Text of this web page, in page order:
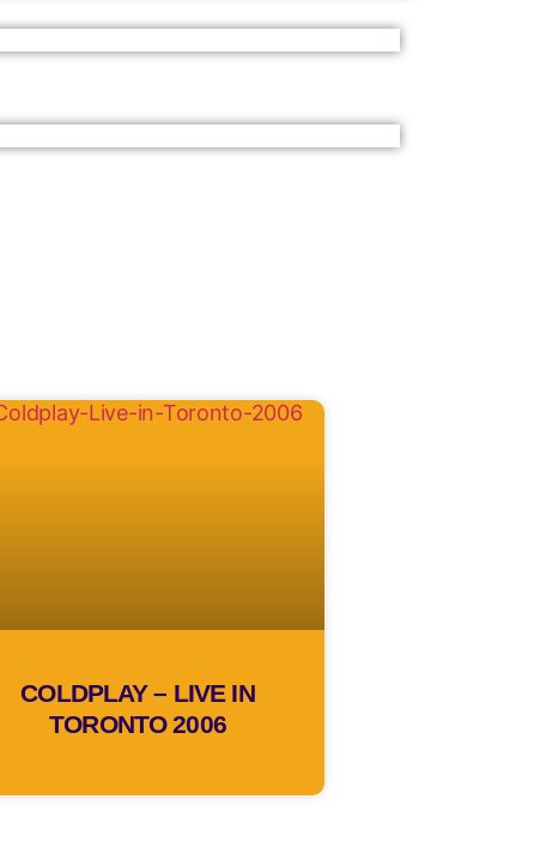
COLDPLAY – LIVE IN
TORONTO 2006